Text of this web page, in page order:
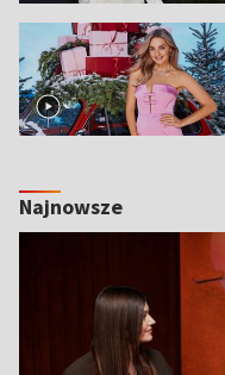
Najnowsze